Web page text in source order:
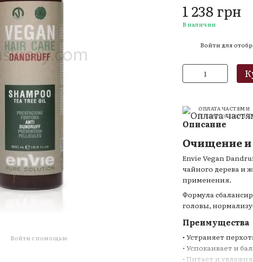
Войти с помощью
1 238 грн
В наличии
Войти для
ОПЛАТА ЧАСТЯМИ
3 платежа по
Описание
Очищение и
Envie Vegan
чайного дерева и
применения.
Формула
головы,
Преимущества
• Устраняет
• Успокаивает и
• Питает и